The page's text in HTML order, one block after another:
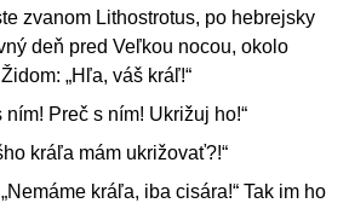
zvanom Lithostrotus, po hebrejsky
deň pred Veľkou nocou, okolo
„Hľa, váš kráľ!“
Preč s ním! Ukrižuj ho!“
kráľa mám ukrižovať?!“
kráľa, iba cisára!“ Tak im ho